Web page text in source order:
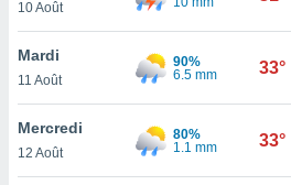
ainsi
un
la
du
10 Août
Mardi
11 Août
90%
6.5 mm
33°
Mercredi
12 Août
80%
1.1 mm
33°